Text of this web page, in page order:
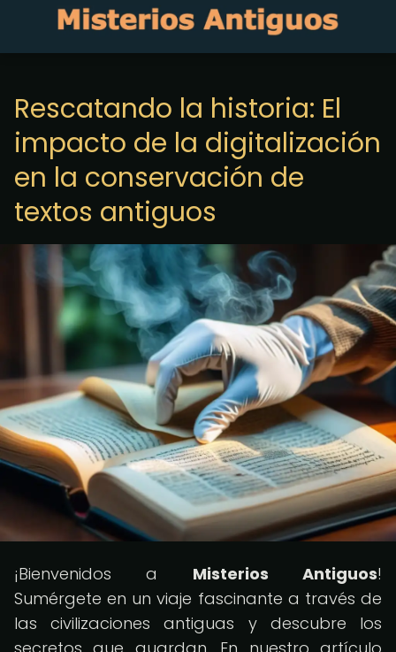
Rescatando la historia: El
impacto de la digitalización
en la conservación de
textos antiguos
¡Bienvenidos a Misterios Antiguos!
Sumérgete en un viaje fascinante a través de
las civilizaciones antiguas y descubre los